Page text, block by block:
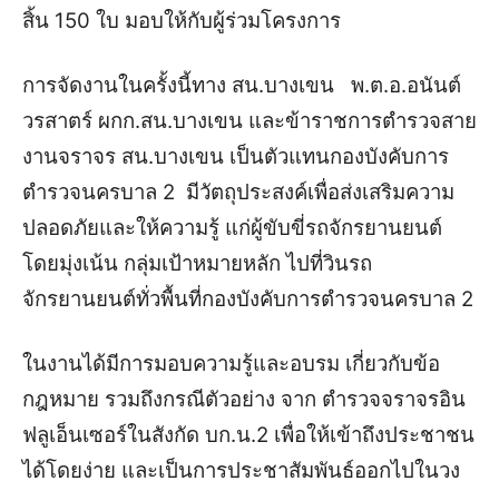
สิ้น 150 ใบ มอบให้กับผู้ร่วมโครงการ
การจัดงานในครั้งนี้ทาง สน.บางเขน พ.ต.อ.อนันต์
วรสาตร์ ผกก.สน.บางเขน และข้าราชการตำรวจสาย
งานจราจร สน.บางเขน เป็นตัวแทนกองบังคับการ
ตำรวจนครบาล 2 มีวัตถุประสงค์เพื่อส่งเสริมความ
ปลอดภัยและให้ความรู้ แก่ผู้ขับขี่รถจักรยานยนต์
โดยมุ่งเน้น กลุ่มเป้าหมายหลัก ไปที่วินรถ
จักรยานยนต์ทั่วพื้นที่กองบังคับการตำรวจนครบาล 2
ในงานได้มีการมอบความรู้และอบรม เกี่ยวกับข้อ
กฎหมาย รวมถึงกรณีตัวอย่าง จาก ตำรวจจราจรอิน
ฟลูเอ็นเซอร์ในสังกัด บก.น.2 เพื่อให้เข้าถึงประชาชน
ได้โดยง่าย และเป็นการประชาสัมพันธ์ออกไปในวง